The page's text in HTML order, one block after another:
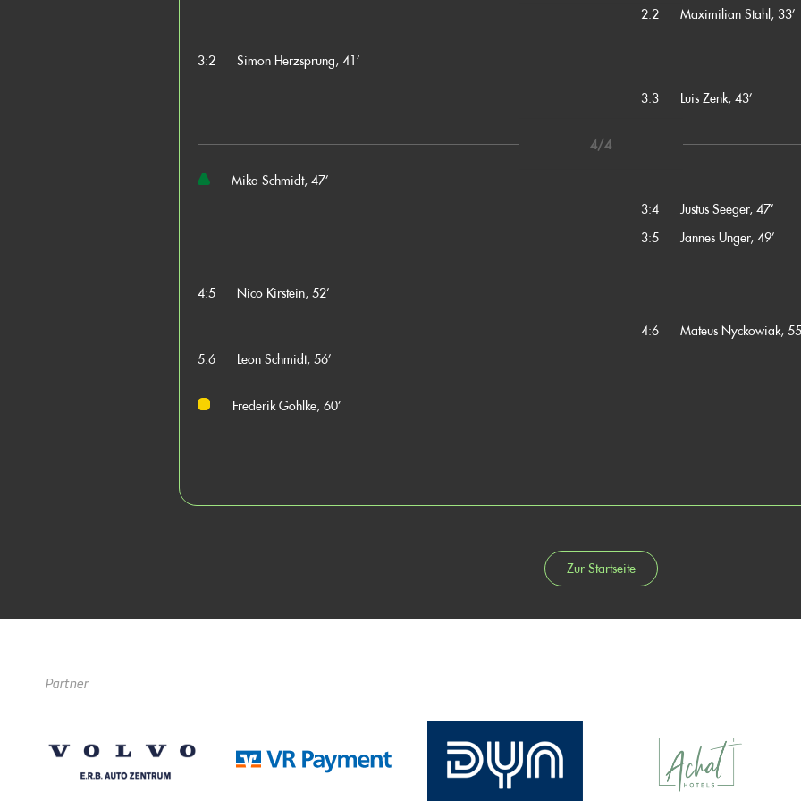
2:2 Maximilian Stahl, 33’
3:2 Simon Herzsprung, 41’
3:3 Luis Zenk, 43’
4/4
Mika Schmidt, 47’
3:4
Justus Seeger, 47’
3:5
Jannes Unger, 49’
4:5 Nico Kirstein, 52’
4:6
Mateus Nyckowiak,
5:6
Leon Schmidt, 56’
Frederik Gohlke, 60’
Zur Startseite
Partner